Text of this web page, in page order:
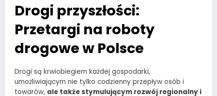
Drogi przyszłości:
Przetargi na roboty
drogowe w Polsce
Drogi są krwiobiegiem każdej gospodarki,
umożliwiającym nie tylko codzienny przepływ osób i
towarów, ale także stymulującym rozwój regionalny i